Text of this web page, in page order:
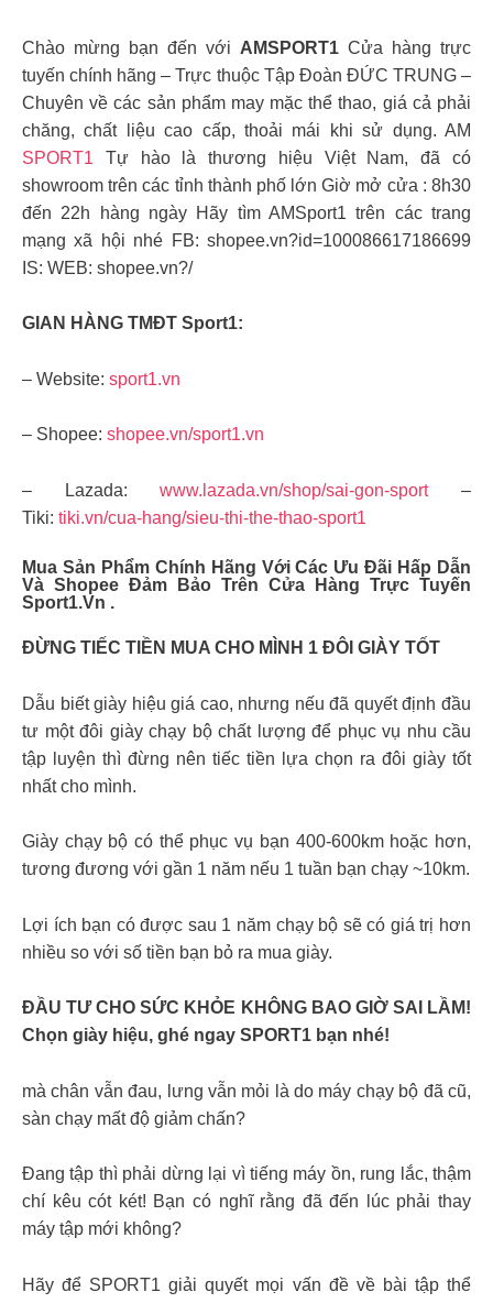
Chào mừng bạn đến với AMSPORT1 Cửa hàng trực
tuyến chính hãng – Trực thuộc Tập Đoàn ĐỨC TRUNG –
Chuyên về các sản phẩm may mặc thể thao, giá cả phải
chăng, chất liệu cao cấp, thoải mái khi sử dụng. AM
SPORT1 Tự hào là thương hiệu Việt Nam, đã có
showroom trên các tỉnh thành phố lớn Giờ mở cửa : 8h30
đến 22h hàng ngày Hãy tìm AMSport1 trên các trang
mạng xã hội nhé FB: shopee.vn?id=100086617186699
IS: WEB: shopee.vn?/
GIAN HÀNG TMĐT Sport1:
– Website: sport1.vn
– Shopee: shopee.vn/sport1.vn
– Lazada:www.lazada.vn/shop/sai-gon-sport–
Tiki: tiki.vn/cua-hang/sieu-thi-the-thao-sport1
Mua Sản Phẩm Chính Hãng Với Các Ưu Đãi Hấp Dẫn
Và Shopee Đảm Bảo Trên Cửa Hàng Trực Tuyến
Sport1.vn .
ĐỪNG TIẾC TIỀN MUA CHO MÌNH 1 ĐÔI GIÀY TỐT
Dẫu biết giày hiệu giá cao, nhưng nếu đã quyết định đầu
tư một đôi giày chạy bộ chất lượng để phục vụ nhu cầu
tập luyện thì đừng nên tiếc tiền lựa chọn ra đôi giày tốt
nhất cho mình.
Giày chạy bộ có thể phục vụ bạn 400-600km hoặc hơn,
tương đương với gần 1 năm nếu 1 tuần bạn chạy ~10km.
Lợi ích bạn có được sau 1 năm chạy bộ sẽ có giá trị hơn
nhiều so với số tiền bạn bỏ ra mua giày.
ĐẦU TƯ CHO SỨC KHỎE KHÔNG BAO GIỜ SAI LẦM!
Chọn giày hiệu, ghé ngay SPORT1 bạn nhé!
mà chân vẫn đau, lưng vẫn mỏi là do máy chạy bộ đã cũ,
sàn chạy mất độ giảm chấn?
Đang tập thì phải dừng lại vì tiếng máy ồn, rung lắc, thậm
chí kêu cót két! Bạn có nghĩ rằng đã đến lúc phải thay
máy tập mới không?
Hãy để SPORT1 giải quyết mọi vấn đề về bài tập thể